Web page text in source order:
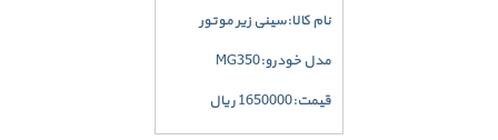
نام کالا:سینی زیر موتور
مدل خودرو:MG350
قیمت:1650000 ریال